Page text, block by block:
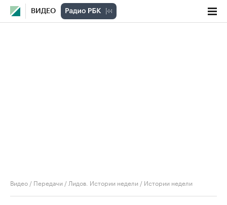
ВИДЕО
Видео / Передачи / Лидов. Истории недели / Истории недели